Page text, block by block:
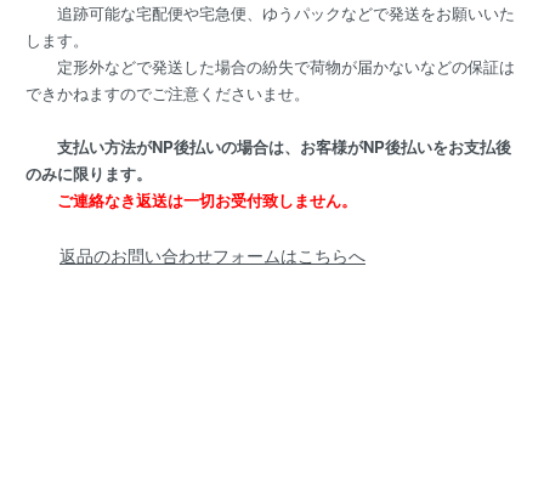
追跡可能な宅配便や宅急便、ゆうパックなどで発送をお願いいた
します。
定形外などで発送した場合の紛失で荷物が届かないなどの保証は
できかねますのでご注意くださいませ。
支払い方法がNP後払いの場合は、お客様がNP後払いをお支払後
のみに限ります。
ご連絡なき返送は一切お受付致しません。
返品のお問い合わせフォームはこちらへ